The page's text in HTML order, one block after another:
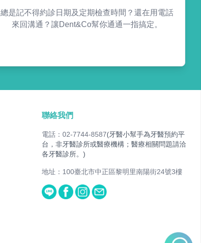
總是記不得約診日期及定期檢查時間？還在用電話
來回溝通？讓Dent&Co幫你通通一指搞定。
聯絡我們
電話：02-7744-8587(牙醫小幫手為牙醫預約平
台，非牙醫診所或醫療機構；醫療相關問題請洽
各牙醫診所。)
地址：100臺北市中正區黎明里南陽街24號3樓